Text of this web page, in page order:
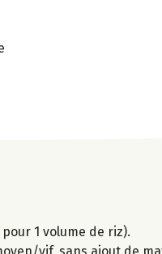
1 volume de riz).